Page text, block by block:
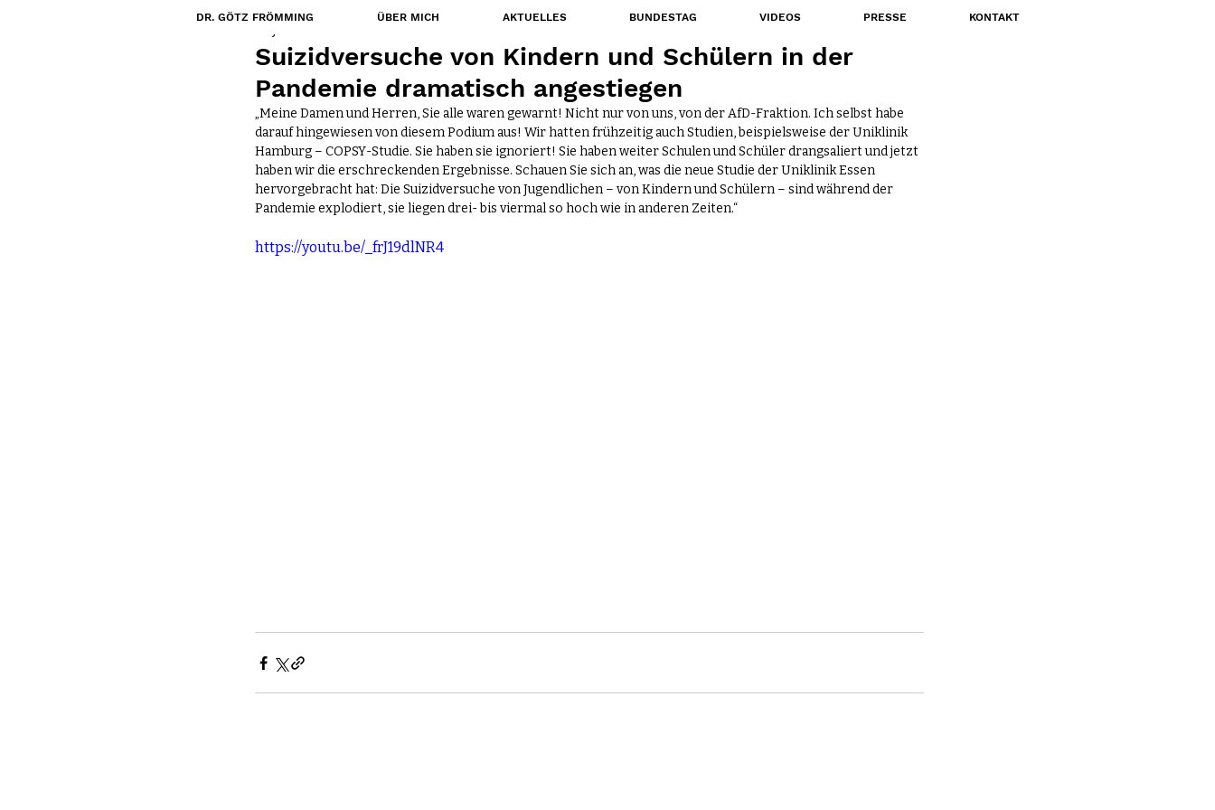
Suizidversuche von Kindern und Schülern in der
Pandemie dramatisch angestiegen
„Meine Damen und Herren, Sie alle waren gewarnt! Nicht nur von uns, von der AfD-Fraktion. Ich selbst habe
darauf hingewiesen von diesem Podium aus! Wir hatten frühzeitig auch Studien, beispielsweise der Uniklinik
Hamburg – COPSY-Studie. Sie haben sie ignoriert! Sie haben weiter Schulen und Schüler drangsaliert und jetzt
haben wir die erschreckenden Ergebnisse. Schauen Sie sich an, was die neue Studie der Uniklinik Essen
hervorgebracht hat: Die Suizidversuche von Jugendlichen – von Kindern und Schülern – sind während der
Pandemie explodiert, sie liegen drei- bis viermal so hoch wie in anderen Zeiten.“
https://youtu.be/_frJ19dlNR4
DR. GÖTZ FRÖMMING ÜBER MICH AKTUELLES BUNDESTAG VIDEOS PRESSE KONTAKT